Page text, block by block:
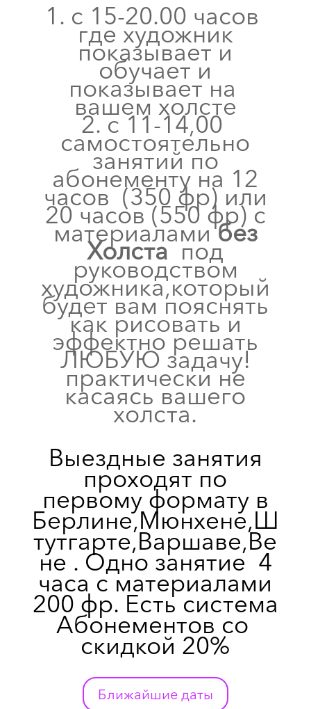
с 15-20.00 часов
где художник
показывает и
обучает и
показывает на
вашем холсте
с 11-14,00
самостоятельно
занятий по
абонементу на 12
часов (350 фр) или
20 часов (550 фр) с
материаламибез
Холстапод
руководством
художника,который
будет вам пояснять
как рисовать и
эффектно решать
ЛЮБУЮ задачу!
практически не
касаясь вашего
холста.
Выездные занятия
проходят по
первому формату в
Берлине,Мюнхене,Ш
тутгарте,Варшаве,Ве
не . Одно занятие 4
часа с материалами
200 фр. Есть система
Абонементов со
скидкой 20%
Ближайшие даты